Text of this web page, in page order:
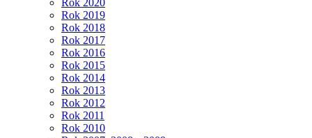
Rok 2020
Rok 2019
Rok 2018
Rok 2017
Rok 2016
Rok 2015
Rok 2014
Rok 2013
Rok 2012
Rok 2011
Rok 2010